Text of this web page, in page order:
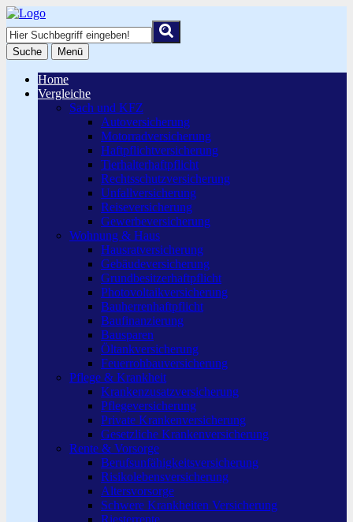
Suche Menü
Home
Vergleiche
Sach und KFZ
Autoversicherung
Motorradversicherung
Haftpflichtversicherung
Tierhalterhaftpflicht
Rechtsschutzversicherung
Unfallversicherung
Reiseversicherung
Gewerbeversicherung
Wohnung & Haus
Hausratversicherung
Gebäudeversicherung
Grundbesitzerhaftpflicht
Photovoltaikversicherung
Bauherrenhaftpflicht
Baufinanzierung
Bausparen
Öltankversicherung
Feuerrohbauversicherung
Pflege & Krankheit
Krankenzusatzversicherung
Pflegeversicherung
Private Krankenversicherung
Gesetzliche Krankenversicherung
Rente & Vorsorge
Berufs­unfähigkeitsversicherung
Risikolebensversicherung
Altersvorsorge
Schwere Krankheiten Versicherung
Riesterrente